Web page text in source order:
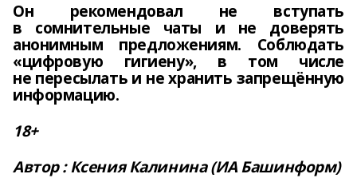
Он рекомендовал не вступать
в сомнительные чаты и не доверять
анонимным предложениям. Соблюдать
«цифровую гигиену», в том числе
не пересылать и не хранить запрещённую
информацию.
18+
Автор : Ксения Калинина (ИА Башинформ)